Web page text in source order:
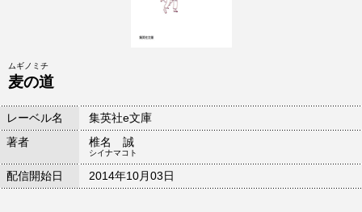
ムギノミチ
麦の道
レーベル名
集英社e文庫
著者
椎名 誠
シイナマコト
配信開始日 2014年10月03日